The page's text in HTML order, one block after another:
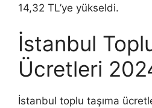
14,32 TL’ye yükseldi.
İstanbul
Ücretleri
İstanbul toplu taşıma